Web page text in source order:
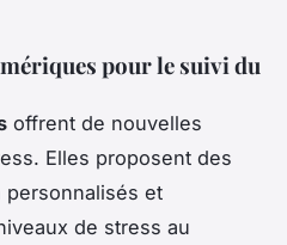
pour le suivi du
offrent de nouvelles
Elles proposent des
et
de stress au